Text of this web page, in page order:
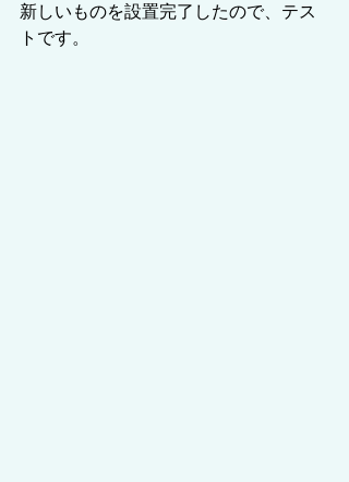
新しいものを設置完了したので、テス
トです。